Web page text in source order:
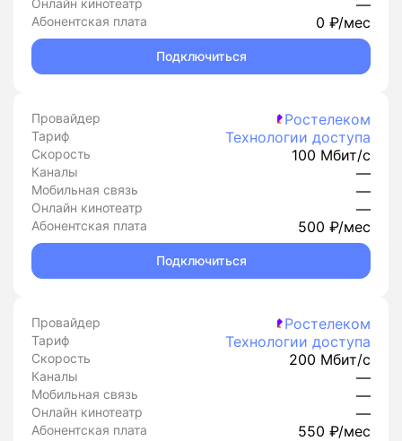
Онлайн кинотеатр —
Абонентская плата 0 ₽/мес
Подключиться
Провайдер Ростелеком
Тариф Технологии доступа
Скорость 100 Мбит/с
Каналы —
Мобильная связь —
Онлайн кинотеатр —
Абонентская плата 500 ₽/мес
Подключиться
Провайдер Ростелеком
Тариф Технологии доступа
Скорость 200 Мбит/с
Каналы —
Мобильная связь —
Онлайн кинотеатр —
Абонентская плата 550 ₽/мес